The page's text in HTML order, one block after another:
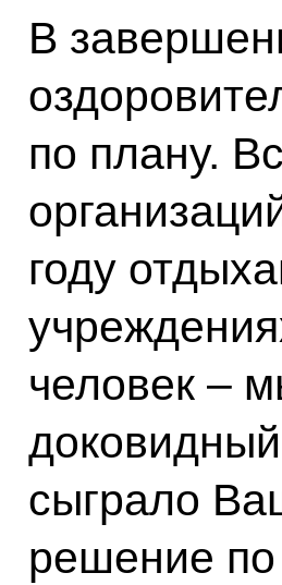
В
по плану.
году
человек –
сыграло
решение по